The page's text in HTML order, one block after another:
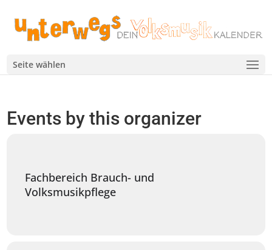
Seite wählen
Events by this organizer
Fachbereich Brauch- und
Volksmusikpflege